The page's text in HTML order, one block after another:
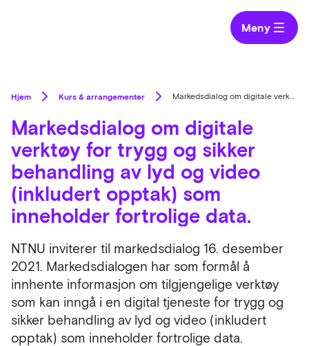
Meny
Hjem Kurs & arrangementer Markedsdialog om digitale verktøy for trygg og sikker behandling av lyd og video (inkludert opptak) som inneholder fortrolige data.
Markedsdialog om digitale
verktøy for trygg og sikker
behandling av lyd og video
(inkludert opptak) som
inneholder fortrolige data.
NTNU inviterer til markedsdialog 16. desember
2021. Markedsdialogen har som formål å
innhente informasjon om tilgjengelige verktøy
som kan inngå i en digital tjeneste for trygg og
sikker behandling av lyd og video (inkludert
opptak) som inneholder fortrolige data.